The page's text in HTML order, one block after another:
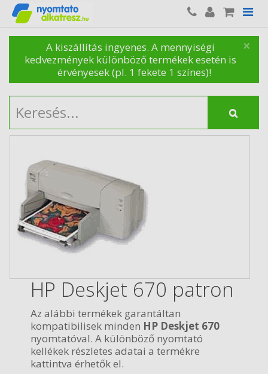
×
A kiszállítás ingyenes. A mennyiségi
kedvezmények különböző termékek esetén is
érvényesek (pl. 1 fekete 1 színes)!
HP Deskjet 670 patron
Az alábbi termékek garantáltan
kompatibilisek minden HP Deskjet 670
nyomtatóval. A különböző nyomtató
kellékek részletes adatai a termékre
kattintva érhetők el.